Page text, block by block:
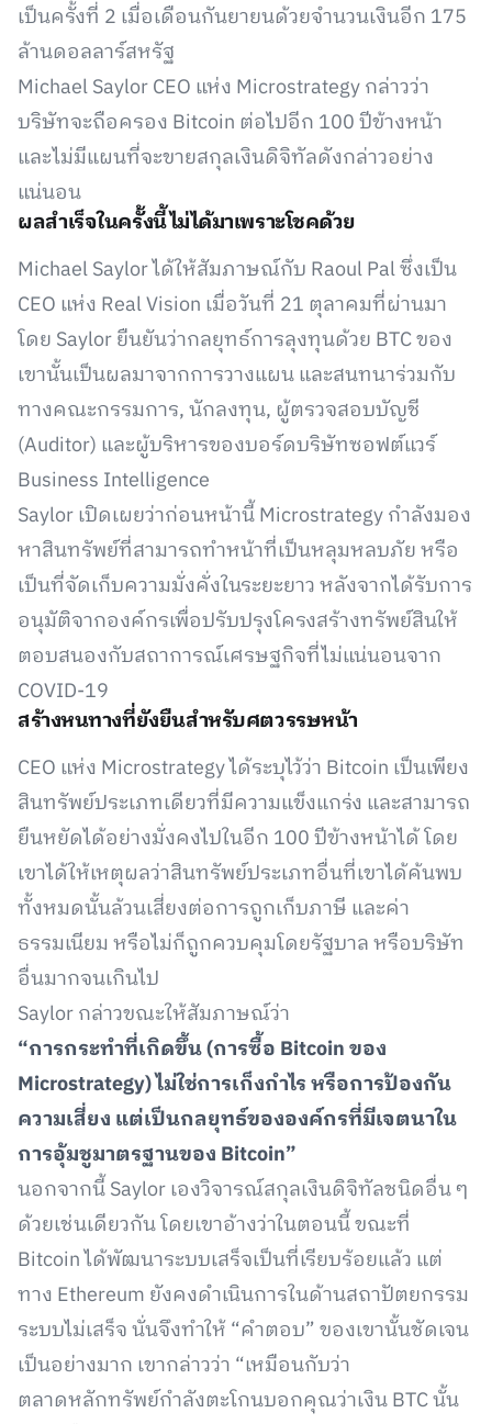
เป็นครั้งที่ 2 เมื่อเดือนกันยายนด้วยจำนวนเงินอีก 175
ล้านดอลลาร์สหรัฐ
Michael Saylor CEO แห่ง Microstrategy กล่าวว่า
บริษัทจะถือครอง Bitcoin ต่อไปอีก 100 ปีข้างหน้า
และไม่มีแผนที่จะขายสกุลเงินดิจิทัลดังกล่าวอย่าง
แน่นอน
ผลสำเร็จในครั้งนี้ไม่ได้มาเพราะโชคด้วย
Michael Saylor ได้ให้สัมภาษณ์กับ Raoul Pal ซึ่งเป็น
CEO แห่ง Real Vision เมื่อวันที่ 21 ตุลาคมที่ผ่านมา
โดย Saylor ยืนยันว่ากลยุทธ์การลุงทุนด้วย BTC ของ
เขานั้นเป็นผลมาจากการวางแผน และสนทนาร่วมกับ
ทางคณะกรรมการ, นักลงทุน, ผู้ตรวจสอบบัญชี
(Auditor) และผู้บริหารของบอร์ดบริษัทซอฟต์แวร์
Business Intelligence
Saylor เปิดเผยว่าก่อนหน้านี้ Microstrategy กำลังมอง
หาสินทรัพย์ที่สามารถทำหน้าที่เป็นหลุมหลบภัย หรือ
เป็นที่จัดเก็บความมั่งคั่งในระยะยาว หลังจากได้รับการ
อนุมัติจากองค์กรเพื่อปรับปรุงโครงสร้างทรัพย์สินให้
ตอบสนองกับสถาการณ์เศรษฐกิจที่ไม่แน่นอนจาก
COVID-19
สร้างหนทางที่ยังยืนสำหรับศตวรรษหน้า
CEO แห่ง Microstrategy ได้ระบุไว้ว่า Bitcoin เป็นเพียง
สินทรัพย์ประเภทเดียวที่มีความแข็งแกร่ง และสามารถ
ยืนหยัดได้อย่างมั่งคงไปในอีก 100 ปีข้างหน้าได้ โดย
เขาได้ให้เหตุผลว่าสินทรัพย์ประเภทอื่นที่เขาได้ค้นพบ
ทั้งหมดนั้นล้วนเสี่ยงต่อการถูกเก็บภาษี และค่า
ธรรมเนียม หรือไม่ก็ถูกควบคุมโดยรัฐบาล หรือบริษัท
อื่นมากจนเกินไป
Saylor กล่าวขณะให้สัมภาษณ์ว่า
“การกระทำที่เกิดขึ้น (การซื้อ Bitcoin ของ
Microstrategy) ไม่ใช่การเก็งกำไร หรือการป้องกัน
ความเสี่ยง แต่เป็นกลยุทธ์ขององค์กรที่มีเจตนาใน
การอุ้มชูมาตรฐานของ Bitcoin”
นอกจากนี้ Saylor เองวิจารณ์สกุลเงินดิจิทัลชนิดอื่น ๆ
ด้วยเช่นเดียวกัน โดยเขาอ้างว่าในตอนนี้ ขณะที่
Bitcoin ได้พัฒนาระบบเสร็จเป็นที่เรียบร้อยแล้ว แต่
ทาง Ethereum ยังคงดำเนินการในด้านสถาปัตยกรรม
ระบบไม่เสร็จ นั่นจึงทำให้ “คำตอบ” ของเขานั้นชัดเจน
เป็นอย่างมาก เขากล่าวว่า “เหมือนกับว่า
ตลาดหลักทรัพย์กำลังตะโกนบอกคุณว่าเงิน BTC นั้น